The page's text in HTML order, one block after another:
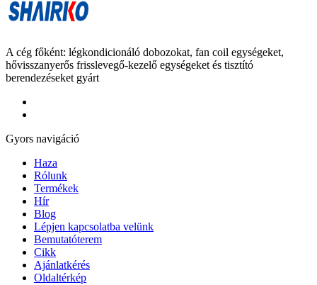
A cég főként: légkondicionáló dobozokat, fan coil egységeket,
hővisszanyerős frisslevegő-kezelő egységeket és tisztító
berendezéseket gyárt
Gyors navigáció
Haza
Rólunk
Termékek
Hír
Blog
Lépjen kapcsolatba velünk
Bemutatóterem
Cikk
Ajánlatkérés
Oldaltérkép